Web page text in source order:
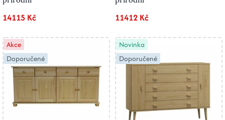
14115 Kč 11412 Kč
Akce
Doporučené
Novinka
Doporučené